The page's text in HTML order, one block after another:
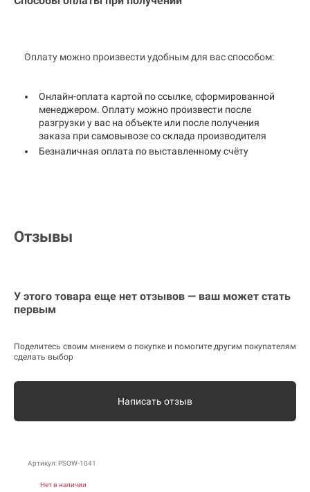
Оплату можно произвести удобным для вас способом:
Онлайн-оплата картой по ссылке, сформированной
менеджером. Оплату можно произвести после
разгрузки у вас на объекте или после получения
заказа при самовывозе со склада производителя
Безналичная оплата по выставленному счёту
Отзывы
У этого товара еще нет отзывов — ваш может стать
первым
Поделитесь своим мнением о покупке и помогите другим покупателям
сделать выбор
Написать отзыв
Артикул: PSOW-1041
Нет в наличии